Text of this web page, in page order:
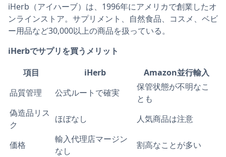
iHerb（アイハーブ）は、1996年にアメリカで創業したオ
ンラインストア。サプリメント、自然食品、コスメ、ベビ
ー用品など30,000以上の商品を扱っている。
iHerbでサプリを買うメリット
項目
iHerb
Amazon並行輸入
品質管理
公式ルートで確実
保管状態が不明なこ
とも
偽造品リス
ク
ほぼなし 人気商品は注意
価格
輸入代理店マージン
なし
割高なことが多い